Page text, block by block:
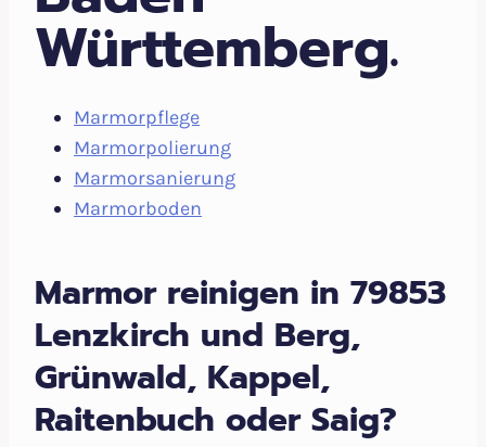
Württemberg.
Marmorpflege
Marmorpolierung
Marmorsanierung
Marmorboden
Marmor reinigen in 79853
Lenzkirch und Berg,
Grünwald, Kappel,
Raitenbuch oder Saig?